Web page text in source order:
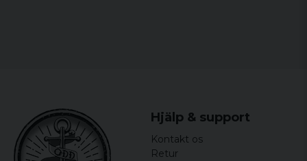
Hjälp & support
Kontakt os
Retur